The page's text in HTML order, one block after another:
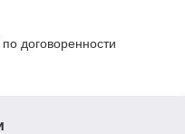
договоренности